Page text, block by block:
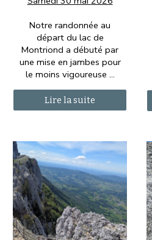
Notre randonnée au
départ du lac de
Montriond a débuté par
une mise en jambes pour
le moins vigoureuse ...
Lire la suite